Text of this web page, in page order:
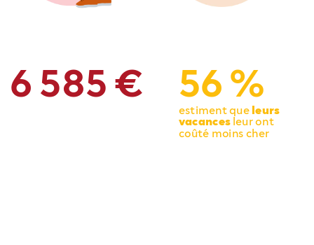
6 585€ 56%
estimentqueleurs
vacancesleuront
coûté moinscher